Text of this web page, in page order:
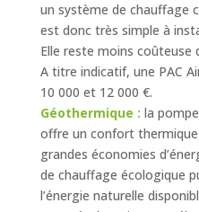
un système de chauffage
est donc très simple à
Elle reste moins coûteuse
A titre indicatif, une PAC
10 000 et 12 000 €.
Géothermique : la
offre un confort
grandes économies
de chauffage écologique
l’énergie naturelle